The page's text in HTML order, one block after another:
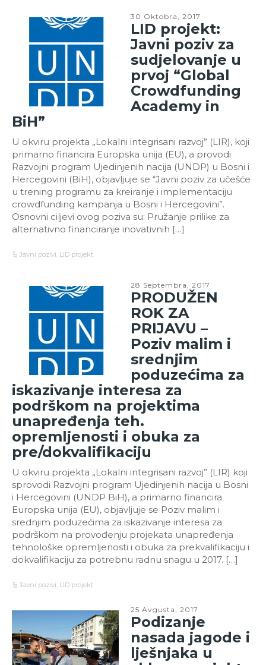
30 Oktobra, 2017
LID projekt:
Javni poziv za
sudjelovanje u
prvoj “Global
Crowdfunding
Academy in
BiH”
U okviru projekta „Lokalni integrisani razvoj” (LIR), koji
primarno financira Europska unija (EU), a provodi
Razvojni program Ujedinjenih nacija (UNDP) u Bosni i
Hercegovini (BiH), objavljuje se “Javni poziv za učešće
u trening programu za kreiranje i implementaciju
crowdfunding kampanja u Bosni i Hercegovini”.
Osnovni ciljevi ovog poziva su: Pružanje prilike za
alternativno financiranje inovativnih […]
Javni pozivi LID projekt
28 Septembra, 2017
PRODUŽEN
ROK ZA
PRIJAVU –
Poziv malim i
srednjim
poduzećima za
iskazivanje interesa za
podrškom na projektima
unapređenja teh.
opremljenosti i obuka za
pre/dokvalifikaciju
U okviru projekta „Lokalni integrisani razvoj” (LIR) koji
sprovodi Razvojni program Ujedinjenih nacija u Bosni
i Hercegovini (UNDP BiH), a primarno financira
Europska unija (EU), objavljuje se Poziv malim i
srednjim poduzećima za iskazivanje interesa za
podrškom na provođenju projekata unapređenja
tehnološke opremljenosti i obuka za prekvalifikaciju i
dokvalifikaciju za potrebnu radnu snagu u 2017. […]
Javni pozivi LID projekt
25 Avgusta, 2017
Podizanje
nasada jagode i
lješnjaka u